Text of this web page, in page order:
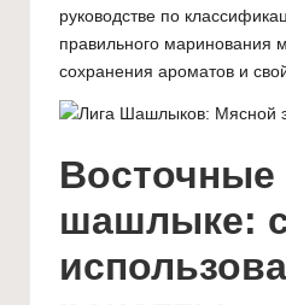
руководстве по
правильного маринования
сохранения ароматов и
Восточные
шашлыке: